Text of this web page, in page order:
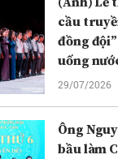
cầu
đồng
uống
29/07/2026
Ông
bầu làm